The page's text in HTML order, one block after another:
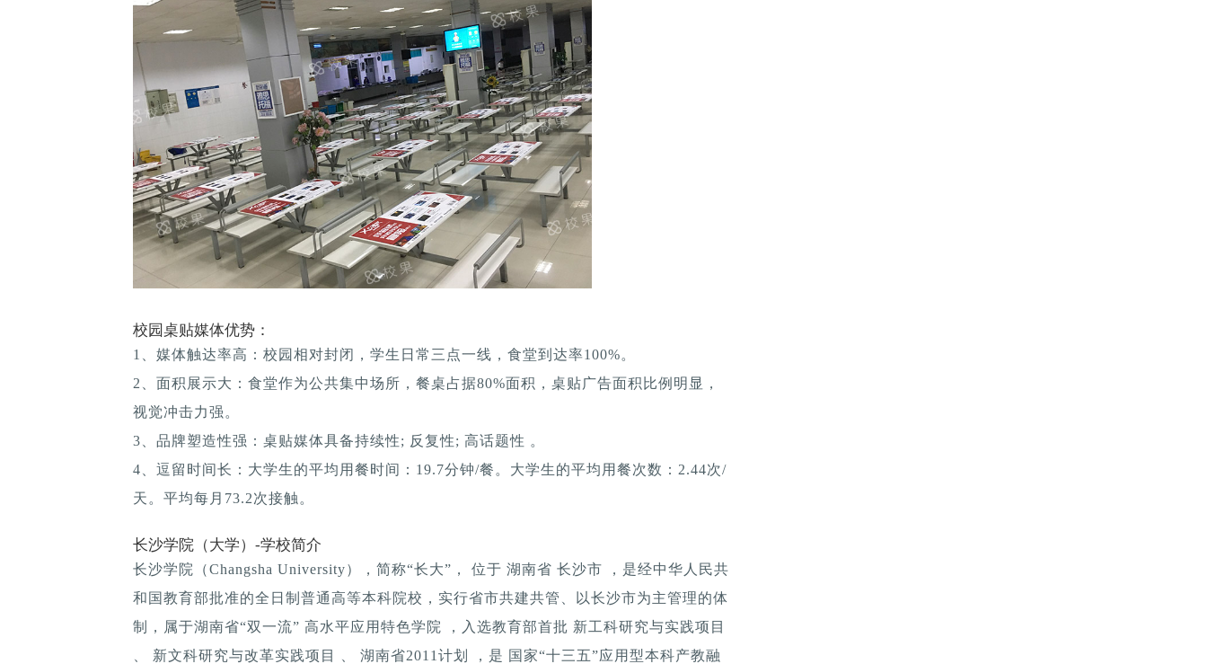
校园桌贴媒体优势：
1、媒体触达率高：校园相对封闭，学生日常三点一线，食堂到达率100%。
2、面积展示大：食堂作为公共集中场所，餐桌占据80%面积，桌贴广告面积比例明显，
视觉冲击力强。
3、品牌塑造性强：桌贴媒体具备持续性; 反复性; 高话题性 。
4、逗留时间长：大学生的平均用餐时间：19.7分钟/餐。大学生的平均用餐次数：2.44次/
天。平均每月73.2次接触。
长沙学院（大学）-学校简介
长沙学院（Changsha University），简称“长大”， 位于 湖南省 长沙市 ，是经中华人民共
和国教育部批准的全日制普通高等本科院校，实行省市共建共管、以长沙市为主管理的体
制，属于湖南省“双一流” 高水平应用特色学院 ，入选教育部首批 新工科研究与实践项目
、 新文科研究与改革实践项目 、 湖南省2011计划 ，是 国家“十三五”应用型本科产教融